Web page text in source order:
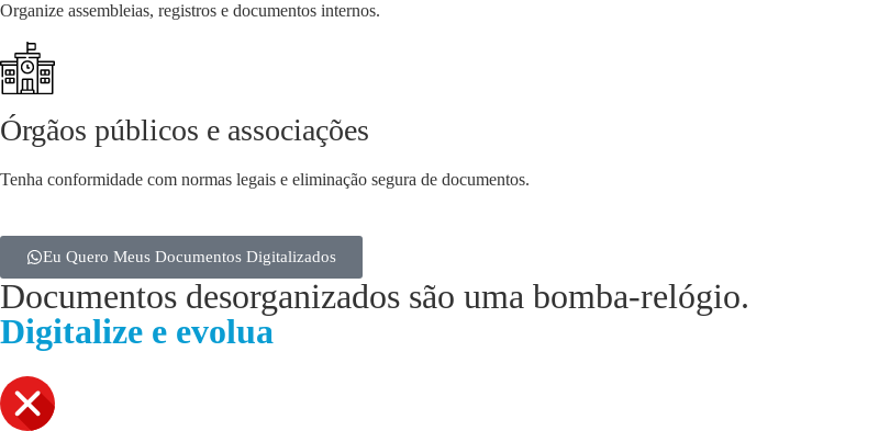
Organize assembleias, registros e documentos internos.
Órgãos públicos e associações
Tenha conformidade com normas legais e eliminação segura de documentos.
Eu Quero Meus Documentos Digitalizados
Documentos desorganizados são uma bomba-relógio.
Digitalize e evolua